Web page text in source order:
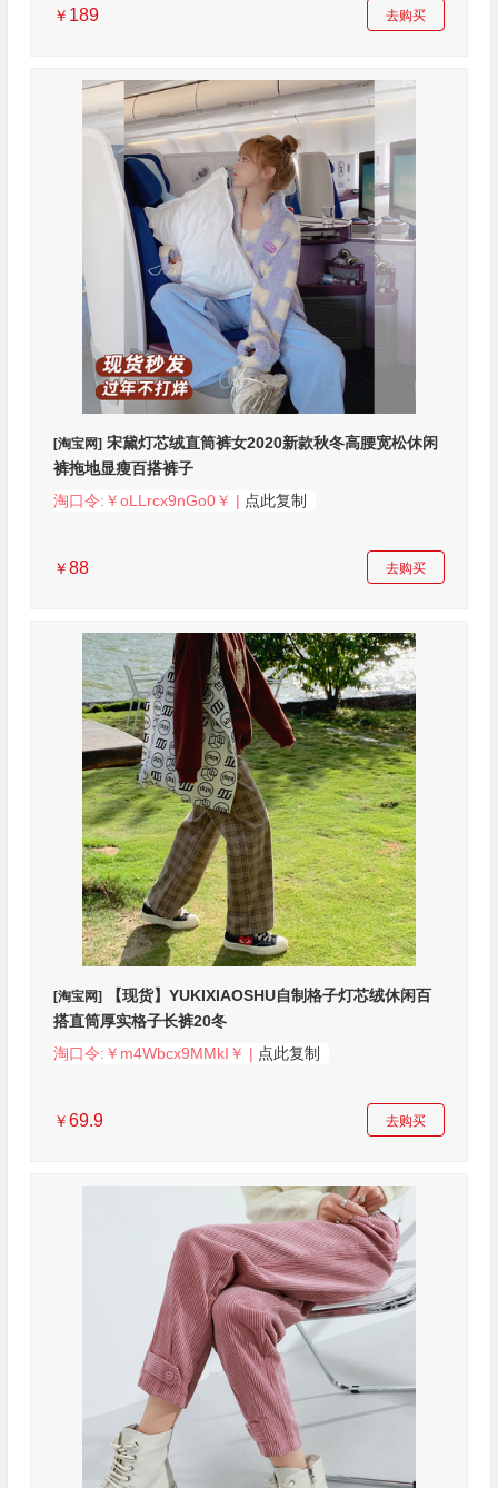
￥ 189 去购买
[淘宝网]宋黛灯芯绒直筒裤女2020新款秋冬高腰宽松休闲
裤拖地显瘦百搭裤子
淘口令:￥oLLrcx9nGo0￥ | 点此复制
￥88 去购买
[淘宝网]【现货】YUKIXIAOSHU自制格子灯芯绒休闲百
搭直筒厚实格子长裤20冬
淘口令:￥m4Wbcx9MMkI￥ | 点此复制
￥69.9 去购买